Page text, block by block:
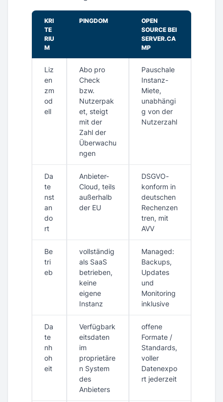
KRI
TE
RIU
M
PINGDOM
OPEN
SOURCE BEI
SERVER.CA
MP
Liz
en
zm
od
ell
Abo pro
Check
bzw.
Nutzerpak
et, steigt
mit der
Zahl der
Überwachu
ngen
Pauschale
Instanz-
Miete,
unabhängi
g von der
Nutzerzahl
Da
te
nst
an
do
rt
Anbieter-
Cloud, teils
außerhalb
der EU
DSGVO-
konform in
deutschen
Rechenzen
tren, mit
AVV
Be
tri
eb
vollständig
als SaaS
betrieben,
keine
eigene
Instanz
Managed:
Backups,
Updates
und
Monitoring
inklusive
Da
te
nh
oh
eit
Verfügbark
eitsdaten
im
proprietäre
n System
des
Anbieters
offene
Formate /
Standards,
voller
Datenexpo
rt jederzeit